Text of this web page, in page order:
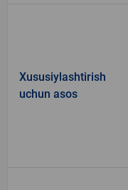
Xususiylashtirish
uchun asos